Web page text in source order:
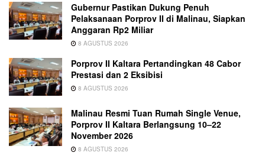
Gubernur Pastikan Dukung Penuh
Pelaksanaan Porprov II di Malinau, Siapkan
Anggaran Rp2 Miliar
8 AGUSTUS 2026
Porprov II Kaltara Pertandingkan 48 Cabor
Prestasi dan 2 Eksibisi
8 AGUSTUS 2026
Malinau Resmi Tuan Rumah Single Venue,
Porprov II Kaltara Berlangsung 10–22
November 2026
8 AGUSTUS 2026